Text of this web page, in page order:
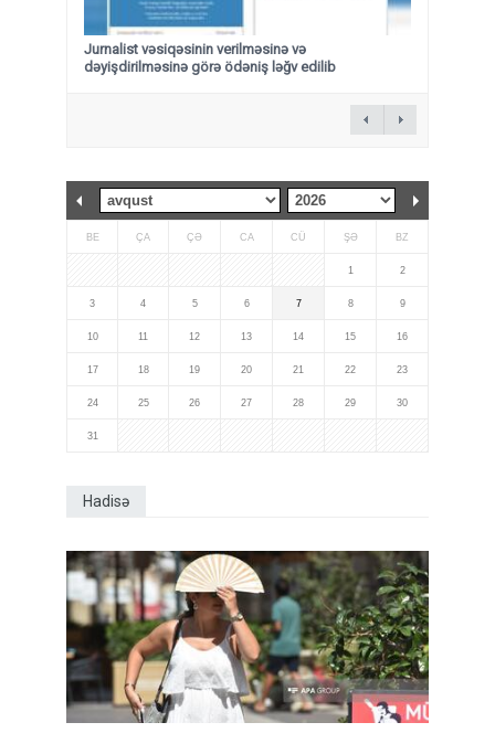
Jurnalist vəsiqəsinin verilməsinə və
dəyişdirilməsinə görə ödəniş ləğv edilib
BE ÇA ÇƏ CA CÜ ŞƏ BZ
1 2
3 4 5 6 7 8 9
10 11 12 13 14 15 16
17 18 19 20 21 22 23
24 25 26 27 28 29 30
31
Hadisə